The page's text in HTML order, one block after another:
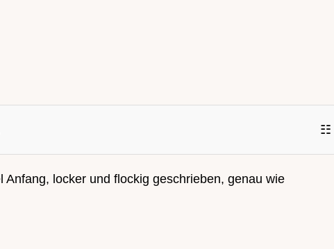
☷
Anfang, locker und flockig geschrieben, genau wie